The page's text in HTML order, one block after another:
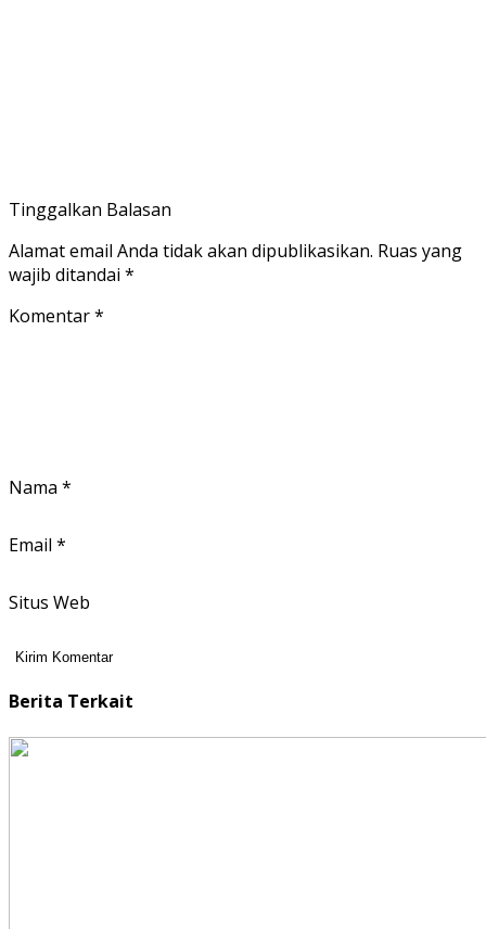
Tinggalkan Balasan
Alamat email Anda tidak akan dipublikasikan. Ruas yang
wajib ditandai *
Komentar*
Nama *
Email *
Situs Web
Berita Terkait